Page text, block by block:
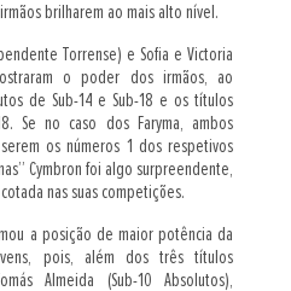
brilharem ao mais alto nível.
Torrense) e Sofia e Victoria
o poder dos irmãos, ao
de Sub-14 e Sub-18 e os títulos
Se no caso dos Faryma, ambos
os números 1 dos respetivos
Cymbron foi algo surpreendente,
nas suas competições.
a posição de maior potência da
pois, além dos três títulos
Almeida (Sub-10 Absolutos),